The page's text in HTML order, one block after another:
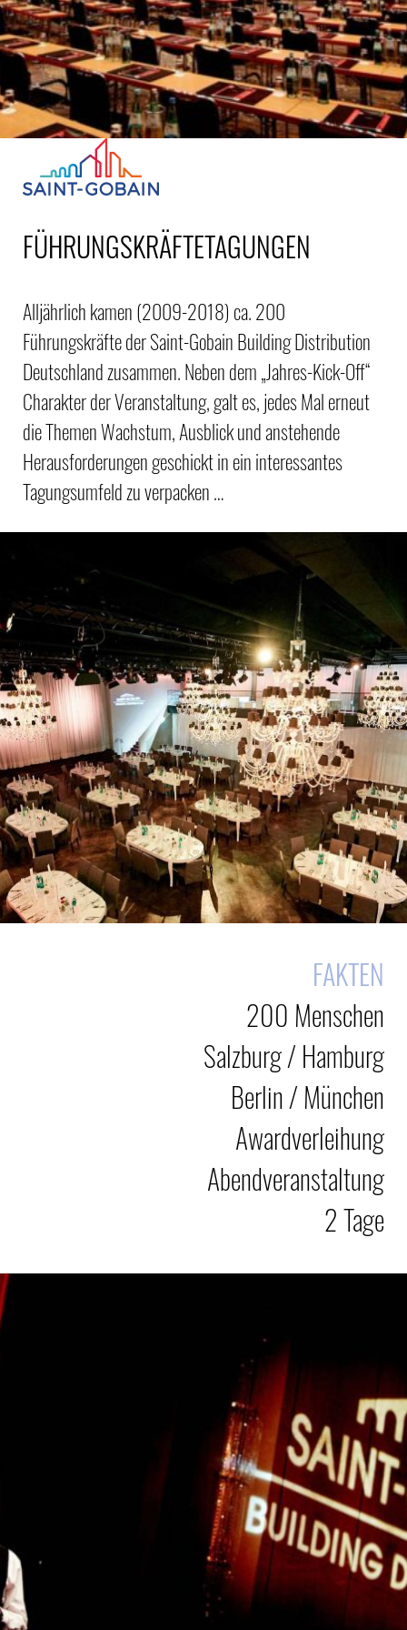
FÜHRUNGSKRÄFTETAGUNGEN
Alljährlich kamen (2009-2018) ca. 200
Führungskräfte der Saint-Gobain Building Distribution
Deutschland zusammen. Neben dem „Jahres-Kick-Off“
Charakter der Veranstaltung, galt es, jedes Mal erneut
die Themen Wachstum, Ausblick und anstehende
Herausforderungen geschickt in ein interessantes
Tagungsumfeld zu verpacken …
FAKTEN
200 Menschen
Salzburg / Hamburg
Berlin / München
Awardverleihung
Abendveranstaltung
2 Tage